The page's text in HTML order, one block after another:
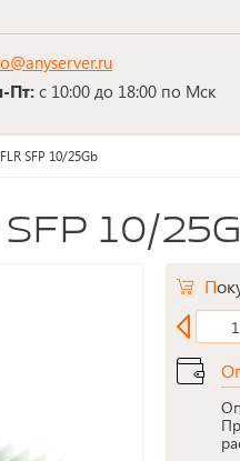
Пт: с 10:00 до 18:00 по Мск
SFP 10/25Gb
SFP 10/